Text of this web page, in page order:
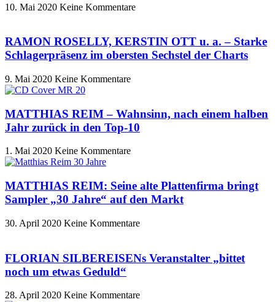
10. Mai 2020 Keine Kommentare
RAMON ROSELLY, KERSTIN OTT u. a. – Starke
Schlagerpräsenz im obersten Sechstel der Charts
9. Mai 2020 Keine Kommentare
MATTHIAS REIM – Wahnsinn, nach einem halben
Jahr zurück in den Top-10
1. Mai 2020 Keine Kommentare
MATTHIAS REIM: Seine alte Plattenfirma bringt
Sampler „30 Jahre“ auf den Markt
30. April 2020 Keine Kommentare
FLORIAN SILBEREISENs Veranstalter „bittet
noch um etwas Geduld“
28. April 2020 Keine Kommentare